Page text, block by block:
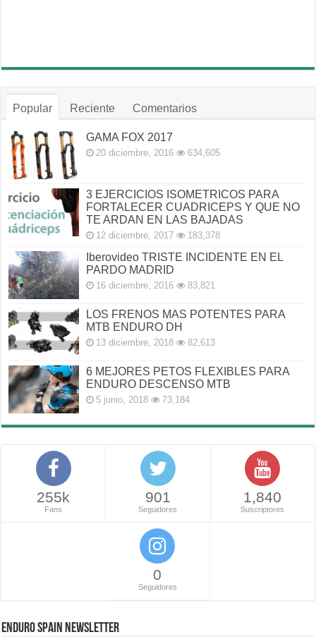
Popular Reciente Comentarios
GAMA FOX 2017
20 diciembre, 2016 634,605
3 EJERCICIOS ISOMETRICOS PARA
FORTALECER CUADRICEPS Y QUE NO
TE ARDAN EN LAS BAJADAS
12 diciembre, 2017 183,378
Iberovideo TRISTE INCIDENTE EN EL
PARDO MADRID
16 diciembre, 2016 83,821
LOS FRENOS MAS POTENTES PARA
MTB ENDURO DH
13 diciembre, 2018 82,613
6 MEJORES PETOS FLEXIBLES PARA
ENDURO DESCENSO MTB
5 junio, 2018 73,184
255k
Fans
901
Seguidores
1,840
Suscriptores
0
Seguidores
ENDURO SPAIN NEWSLETTER